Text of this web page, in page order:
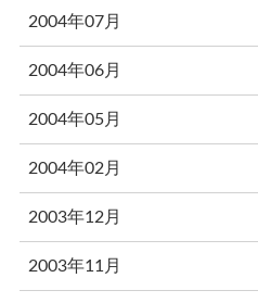
2004年07月
2004年06月
2004年05月
2004年02月
2003年12月
2003年11月